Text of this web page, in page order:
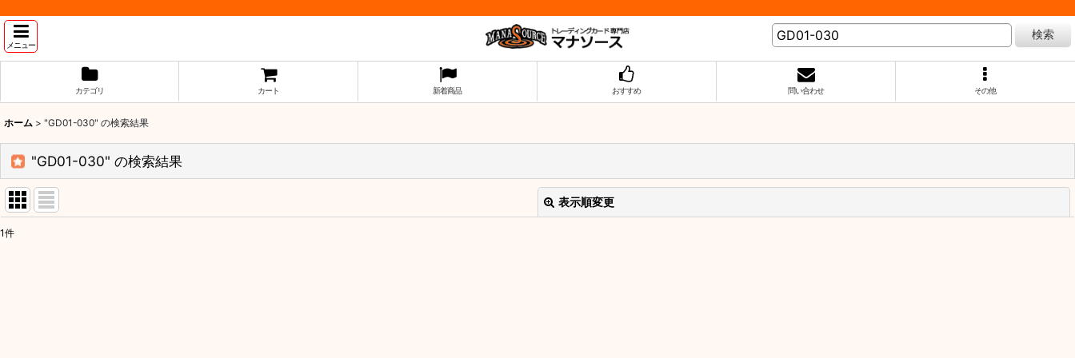
メニュー
検索
カテゴリ カート 新着商品 おすすめ 問い合わせ その他
ホーム > "GD01-030" の検索結果
"GD01-030" の検索結果
表示順変更
1件